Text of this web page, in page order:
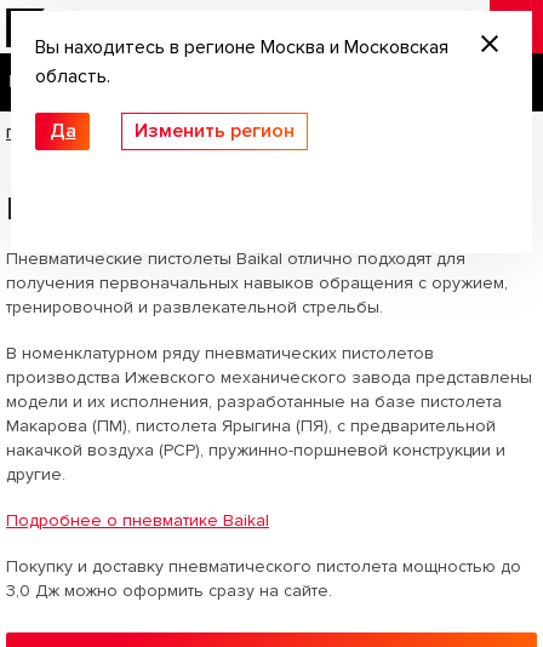
Вы находитесь в регионе Москва и Московская
область.
Да Изменить регион
Главная / Пневматические пистолеты
Пневматические пистолеты
Пневматические пистолеты Baikal отлично подходят для
получения первоначальных навыков обращения с оружием,
тренировочной и развлекательной стрельбы.
В номенклатурном ряду пневматических пистолетов
производства Ижевского механического завода представлены
модели и их исполнения, разработанные на базе пистолета
Макарова (ПМ), пистолета Ярыгина (ПЯ), с предварительной
накачкой воздуха (PCP), пружинно-поршневой конструкции и
другие.
Подробнее о пневматике Baikal
Покупку и доставку пневматического пистолета мощностью до
3,0 Дж можно оформить сразу на сайте.